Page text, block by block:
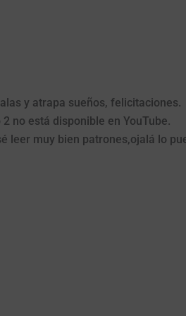
y atrapa sueños, felicitaciones.
no está disponible en YouTube.
leer muy bien patrones,ojalá lo